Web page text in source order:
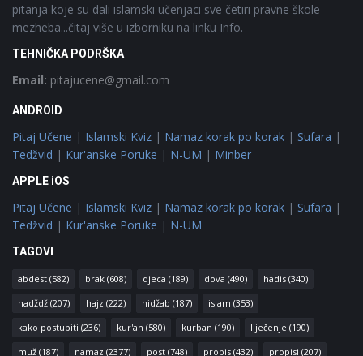
pitanja koje su dali islamski učenjaci sve četiri pravne škole-
mezheba...čitaj više u izborniku na linku Info.
TEHNIČKA PODRŠKA
Email: pitajucene@gmail.com
ANDROID
Pitaj Učene | Islamski Kviz | Namaz korak po korak | Sufara |
Tedžvid | Kur'anske Poruke | N-UM | Minber
APPLE iOS
Pitaj Učene | Islamski Kviz | Namaz korak po korak | Sufara |
Tedžvid | Kur'anske Poruke | N-UM
TAGOVI
abdest (582) brak (608) djeca (189) dova (490) hadis (340)
hadždž (207) hajz (222) hidžab (187) islam (353)
kako postupiti (236) kur'an (580) kurban (190) liječenje (190)
muž (187) namaz (2377) post (748) propis (432) propisi (207)